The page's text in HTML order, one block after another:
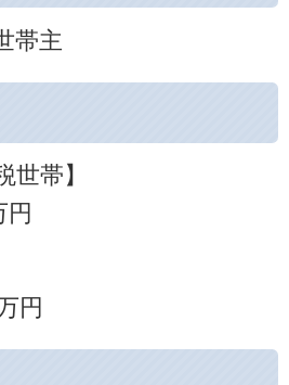
帯主
世帯】
円